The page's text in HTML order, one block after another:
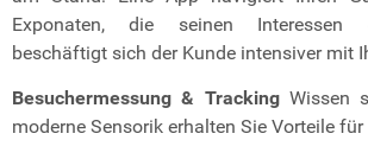
Exponaten, die seinen Interessen
beschäftigt sich der Kunde intensiver mit
Besuchermessung & TrackingWissen
moderne Sensorik erhalten Sie Vorteile